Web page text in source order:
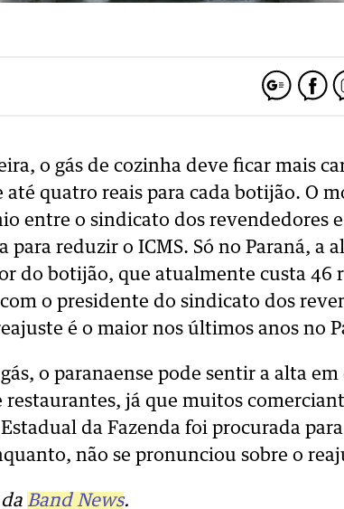
o gás de cozinha deve ficar mais
até quatro reais para cada botijão. O
entre o sindicato dos revendedores
para reduzir o ICMS. Só no Paraná, a
do botijão, que atualmente custa 46
o presidente do sindicato dos
é o maior nos últimos anos no
o paranaense pode sentir a alta
restaurantes, já que muitos
da Fazenda foi procurada
não se pronunciou sobre o
Band News.